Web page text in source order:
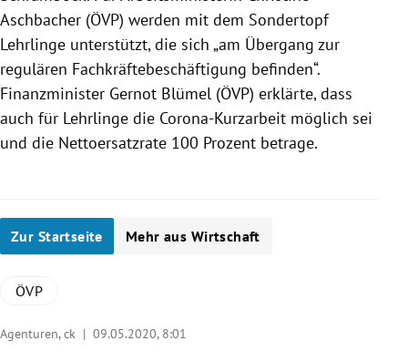
Aschbacher (ÖVP) werden mit dem Sondertopf
Lehrlinge unterstützt, die sich „am Übergang zur
regulären Fachkräftebeschäftigung befinden“.
Finanzminister Gernot Blümel (ÖVP) erklärte, dass
auch für Lehrlinge die Corona-Kurzarbeit möglich sei
und die Nettoersatzrate 100 Prozent betrage.
Zur Startseite Mehr aus Wirtschaft
ÖVP
Agenturen, ck | 09.05.2020, 8:01